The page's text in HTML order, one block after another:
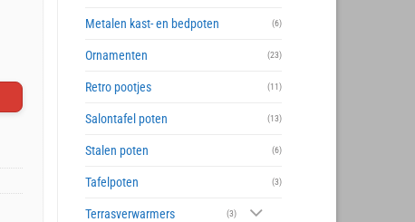
Metalen kast- en bedpoten (6)
Ornamenten (23)
Retro pootjes (11)
Salontafel poten (13)
Stalen poten (6)
Tafelpoten (3)
Terrasverwarmers (3)